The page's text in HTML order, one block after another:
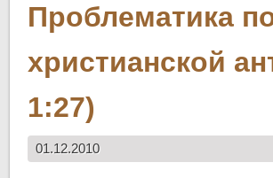
Проблематика
христианской
1:27)
01.12.2010